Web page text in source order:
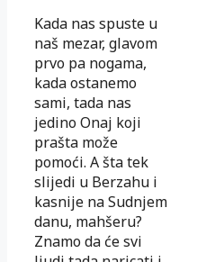
Kada nas spuste u
naš mezar, glavom
prvo pa nogama,
kada ostanemo
sami, tada nas
jedino Onaj koji
prašta može
pomoći. A šta tek
slijedi u Berzahu i
kasnije na Sudnjem
danu, mahšeru?
Znamo da će svi